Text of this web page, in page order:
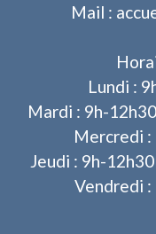
Mail :
Lundi :
Mardi : 9h-
Mercredi :
Jeudi : 9h-
Vendredi